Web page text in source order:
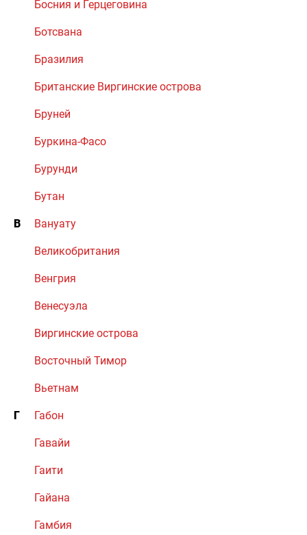
Босния и Герцеговина
Ботсвана
Бразилия
Британские Виргинские острова
Бруней
Буркина-Фасо
Бурунди
Бутан
В Вануату
Великобритания
Венгрия
Венесуэла
Виргинские острова
Восточный Тимор
Вьетнам
Г Габон
Гавайи
Гаити
Гайана
Гамбия